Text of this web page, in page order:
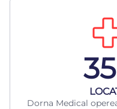
Dorna Medical